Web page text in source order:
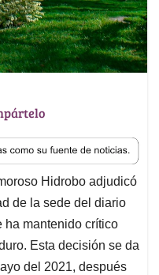
Hidrobo adjudicó
de la sede del diario
ha mantenido crítico
Esta decisión se da
del 2021, después